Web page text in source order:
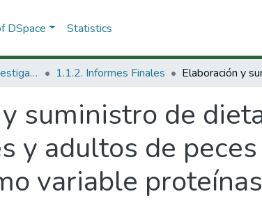
DSpace Statistics
1.1 Productos de investigación 1.1.2. Informes Finales
suministro de
y adultos de
variable